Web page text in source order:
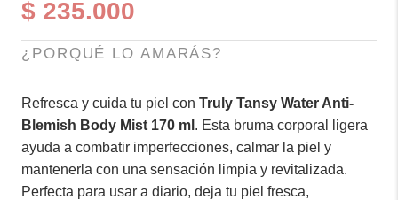
$ 235.000
¿PORQUÉ LO AMARÁS?
Refresca y cuida tu piel con Truly Tansy Water Anti-
Blemish Body Mist 170 ml . Esta bruma corporal ligera
ayuda a combatir imperfecciones, calmar la piel y
mantenerla con una sensación limpia y revitalizada.
Perfecta para usar a diario, deja tu piel fresca,